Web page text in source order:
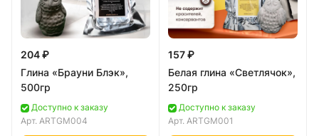
204 ₽
Глина «Брауни Блэк»,
500гр
Доступно к заказу
Арт. ARTGM004
157 ₽
Белая глина «Светлячок»,
250гр
Доступно к заказу
Арт. ARTGM001